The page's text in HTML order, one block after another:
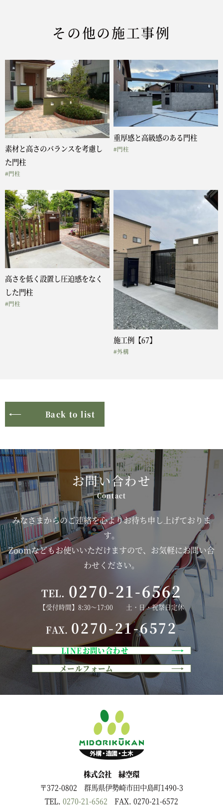
その他の施工事例
素材と高さのバランスを考慮し
た門柱
#門柱
重厚感と高級感のある門柱
#門柱
高さを低く設置し圧迫感をなく
した門柱
#門柱
施工例【67】
#外構
Back to list
お問い合わせ
みなさまからのご連絡を心よりお待ち申し上げておりま
す。
Zoomなどもお使いいただけますので、お気軽にお問い合
わせください。
TEL. 0270-21-6562
【受付時間】8:30～17:00 土・日・祝祭日定休
FAX. 0270-21-6572
LINEお問い合わせ
メールフォーム
株式会社 緑空環
〒372-0802 群馬県伊勢崎市田中島町1490-3
TEL. 0270-21-6562 FAX. 0270-21-6572